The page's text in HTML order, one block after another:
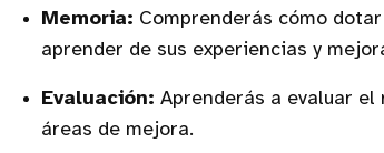
Memoria: Comprenderás cómo
aprender de sus experiencias y
Evaluación: Aprenderás a evaluar
áreas de mejora.